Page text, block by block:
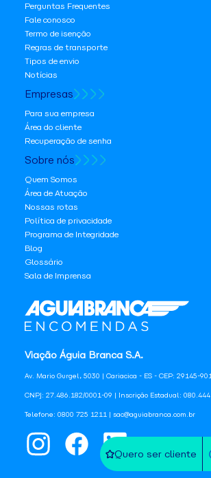
Quero ser cliente
Viação Águia Branca S.A.
Av. Mario Gurgel, 5030 | Cariacica - ES - CEP: 29145-
CNPJ: 27.486.182/0001-09 | Inscrição Estadual:
Telefone: 0800 725 1211 | sac@aguiabranca.com.br
Perguntas Frequentes
Fale conosco
Termo de isenção
Regras de transporte
Tipos de envio
Notícias
Empresas
Para sua empresa
Área do cliente
Recuperação de senha
Sobre nós
Quem Somos
Área de Atuação
Nossas rotas
Política de privacidade
Programa de Integridade
Blog
Glossário
Sala de Imprensa